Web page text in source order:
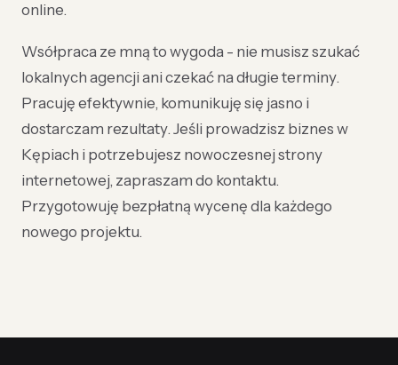
online.
Wsółpraca ze mną to wygoda - nie musisz szukać
lokalnych agencji ani czekać na długie terminy.
Pracuję efektywnie, komunikuję się jasno i
dostarczam rezultaty. Jeśli prowadzisz biznes w
Kępiach i potrzebujesz nowoczesnej strony
internetowej, zapraszam do kontaktu.
Przygotowuję bezpłatną wycenę dla każdego
nowego projektu.